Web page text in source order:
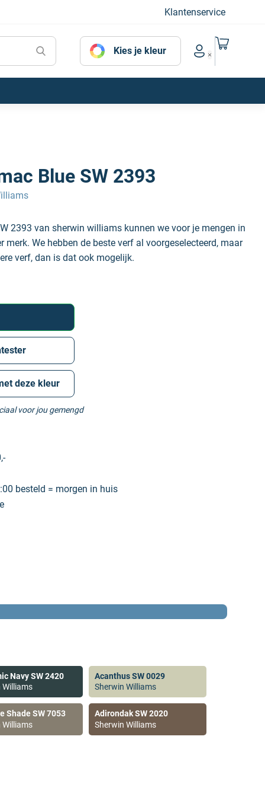
Klantenservice
Kies je kleur
Account menu
Naar mijn
Blue SW 2393
2393 van sherwin williams kunnen we voor je mengen in
merk. We hebben de beste verf al voorgeselecteerd, maar
verf, dan is dat ook mogelijk.
deze kleur
voor jou gemengd
besteld = morgen in huis
Navy SW 2420
Williams
Acanthus SW 0029
Sherwin Williams
Shade SW 7053
Williams
Adirondak SW 2020
Sherwin Williams